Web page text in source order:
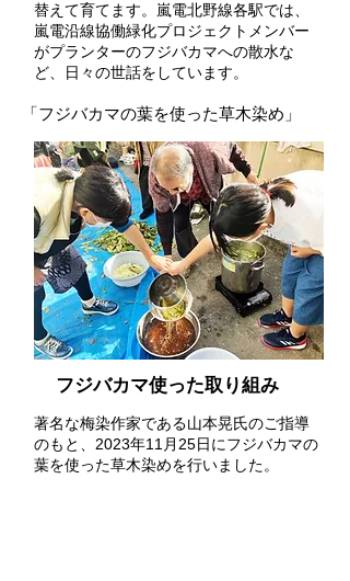
替えて育てます。嵐電北野線各駅では、
嵐電沿線協働緑化プロジェクトメンバー
がプランターのフジバカマへの散水な
ど、日々の世話をしています。
「フジバカマの葉を使った草木染め」
フジバカマ使った取り組み
著名な梅染作家である山本晃氏のご指導
のもと、2023年11月25日にフジバカマの
葉を使った草木染めを行いました。